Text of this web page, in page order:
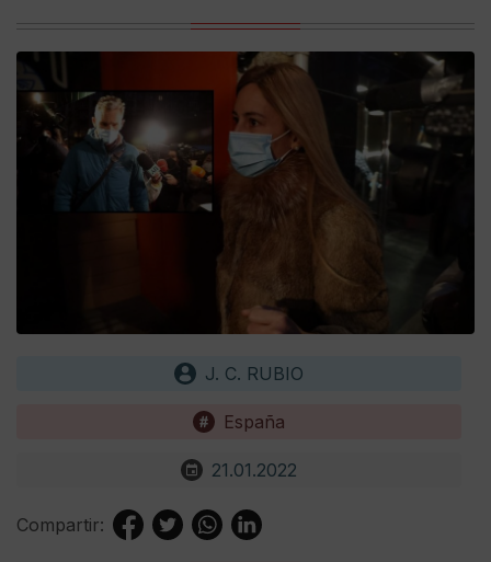
J. C. RUBIO
España
21.01.2022
Compartir: